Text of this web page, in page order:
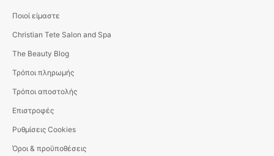
Ποιοί είμαστε
Christian Tete Salon and Spa
The Beauty Blog
Τρόποι πληρωμής
Τρόποι αποστολής
Επιστροφές
Ρυθμίσεις Cookies
Όροι & προϋποθέσεις